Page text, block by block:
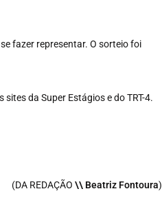
fazer representar. O sorteio foi
da Super Estágios e do TRT-4.
(DA REDAÇÃO \\ Beatriz Fontoura)